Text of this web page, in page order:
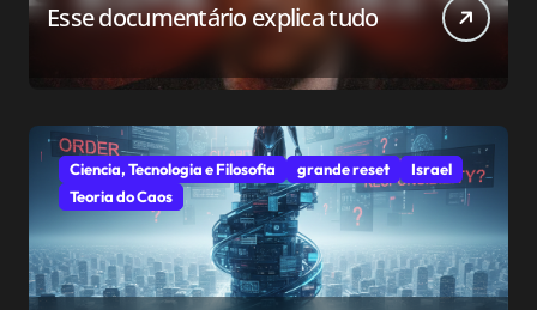
Esse documentário explica tudo
Ciencia, Tecnologia e Filosofia grande reset
Israel
Teoria do Caos